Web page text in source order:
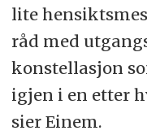
lite
råd med
konstellasjon
igjen i en etter
sier Einem.